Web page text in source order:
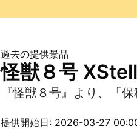
過去の提供景品
怪獣８号
『怪獣８号』より、「
提供開始日: 2026-03-27